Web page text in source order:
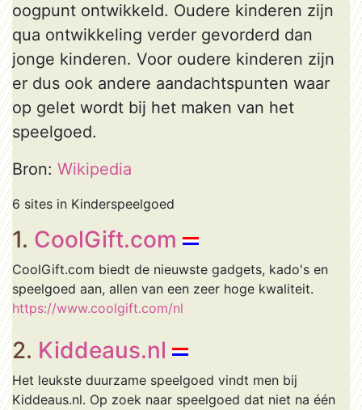
oogpunt ontwikkeld. Oudere kinderen zijn
qua ontwikkeling verder gevorderd dan
jonge kinderen. Voor oudere kinderen zijn
er dus ook andere aandachtspunten waar
op gelet wordt bij het maken van het
speelgoed.
Bron: Wikipedia
6 sites in Kinderspeelgoed
1. CoolGift.com
CoolGift.com biedt de nieuwste gadgets, kado's en
speelgoed aan, allen van een zeer hoge kwaliteit.
https://www.coolgift.com/nl
2. Kiddeaus.nl
Het leukste duurzame speelgoed vindt men bij
Kiddeaus.nl. Op zoek naar speelgoed dat niet na één